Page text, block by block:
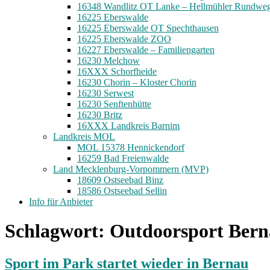
16348 Wandlitz OT Lanke – Hellmühler
16225 Eberswalde
16225 Eberswalde OT Spechthausen
16225 Eberswalde ZOO
16227 Eberswalde – Familiengarten
16230 Melchow
16XXX Schorfheide
16230 Chorin – Kloster Chorin
16230 Serwest
16230 Senftenhütte
16230 Britz
16XXX Landkreis Barnim
Landkreis MOL
MOL 15378 Hennickendorf
16259 Bad Freienwalde
Land Mecklenburg-Vorpommern (MVP)
18609 Ostseebad Binz
18586 Ostseebad Sellin
Info für Anbieter
Schlagwort: Outdoorsport
Sport im Park startet wieder in Bernau